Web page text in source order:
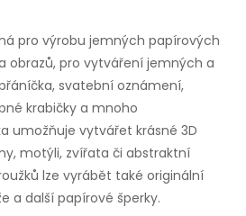
pro výrobu jemných papírových
obrazů, pro vytváření jemných a
svatební oznámení,
krabičky a mnoho
umožňuje vytvářet krásné 3D
motýli, zvířata či abstraktní
lze vyrábět také originální
a další papírové šperky.